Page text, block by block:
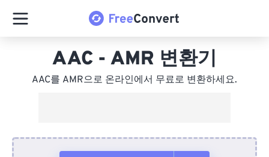
AAC - AMR 변환기
AAC를 AMR으로 온라인에서 무료로 변환하세요.